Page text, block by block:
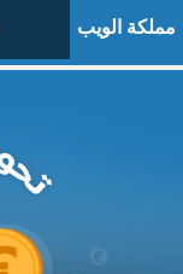
مملكة الويب